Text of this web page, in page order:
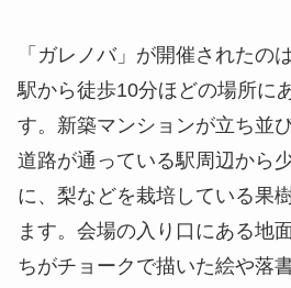
「ガレノバ」が開催されたの
駅から徒歩10分ほどの場所に
す。新築マンションが立ち並
道路が通っている駅周辺から
に、梨などを栽培している果
ます。会場の入り口にある地
ちがチョークで描いた絵や落